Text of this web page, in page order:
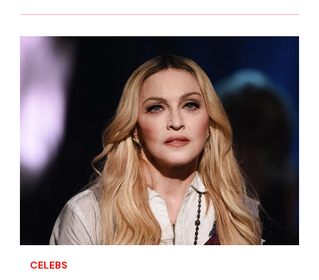
CELEBS